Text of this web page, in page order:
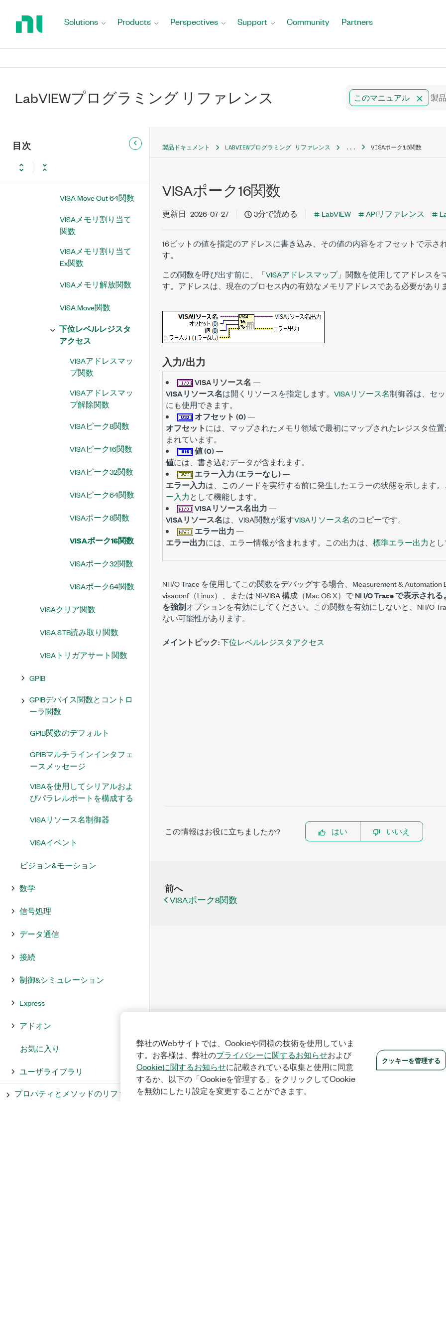
Solutions Products Perspectives Support Community Partners
LabVIEWプログラミング リファレンス このマニュアル
目次
VISA Move In 64関数
VISA Move Out 16関数
VISA Move Out 64関数
VISAメモリ割り当て
関数
VISAメモリ割り当て
Ex関数
VISAメモリ解放関数
VISA Move関数
下位レベルレジスタ
アクセス
VISAアドレスマッ
プ関数
VISAアドレスマッ
プ解除関数
VISAピーク8関数
VISAピーク16関数
VISAピーク32関数
VISAピーク64関数
VISAポーク8関数
VISAポーク16関数
VISAポーク32関数
VISAポーク64関数
VISAクリア関数
VISA STB読み取り関数
VISAトリガアサート関数
GPIB
GPIBデバイス関数とコントロ
ーラ関数
GPIB関数のデフォルト
GPIBマルチラインインタフェ
ースメッセージ
VISAを使用してシリアルおよ
びパラレルポートを構成する
VISAリソース名制御器
VISAイベント
ビジョン&モーション
数学
信号処理
データ通信
接続
制御&シミュレーション
Express
アドオン
お気に入り
ユーザライブラリ
プロパティとメソッドのリファレ
製品ドキュメント LABVIEWプログラミング リファレンス ... VISAポーク16関数
VISAポーク16関数
更新日 2026-07-27 3分で読める LabVIEW APIリファレンス
16ビットの値を指定のアドレスに書き込み、その値の内容をオフセットで示さ
す。
この関数を呼び出す前に、「VISAアドレスマップ」関数を使用してアドレスを
す。アドレスは、現在のプロセス内の有効なメモリアドレスである必要があり
入力/出力
VISAリソース名 —
VISAリソース名は開くリソースを指定します。 VISAリソース名制御器は、セ
にも使用できます。
オフセット (0)—
オフセットには、マップされたメモリ領域で最初にマップされたレジスタ位
まれています。
値 (0)—
値には、書き込むデータが含まれます。
エラー入力 (エラーなし)—
エラー入力は、このノードを実行する前に発生したエラーの状態を示します
ー入力として機能します。
VISAリソース名出力 —
VISAリソース名は、VISA関数が返すVISAリソース名のコピーです。
エラー出力 —
エラー出力には、エラー情報が含まれます。この出力は、 標準エラー出力と
NI I/O Trace を使用してこの関数をデバッグする場合、Measurement & Automation
visaconf（Linux）、または NI-VISA 構成（Mac OS X）でNI I/O Trace で表示され
を強制オプションを有効にしてください。この関数を有効にしないと、NI I/O
ない可能性があります。
メイントピック:下位レベルレジスタアクセス
この情報はお役に立ちましたか? はい いいえ
前へ
VISAポーク8関数
弊社のWebサイトでは、Cookieや同様の技術を使用していま
す。お客様は、弊社のプライバシーに関するお知らせおよび
Cookieに関するお知らせに記載されている収集と使用に同意
するか、以下の「Cookieを管理する」をクリックしてCookie
を無効にしたり設定を変更することができます。
クッキーを管理する